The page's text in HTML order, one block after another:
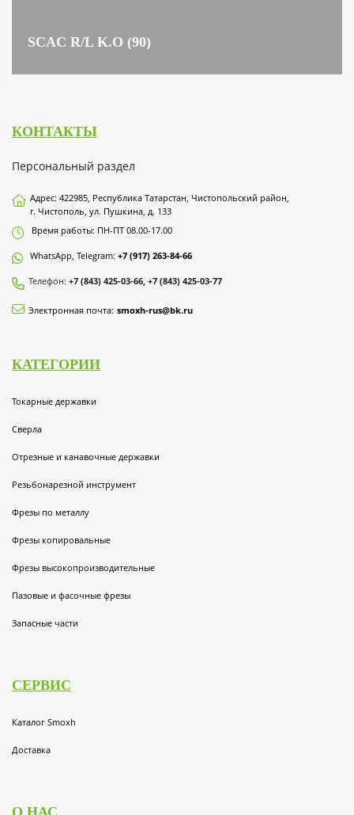
SCAC R/L K.O (90)
КОНТАКТЫ
Персональный раздел
Адрес: 422985, Республика Татарстан, Чистопольский район,
г. Чистополь, ул. Пушкина, д. 133
Время работы: ПН-ПТ 08.00-17.00
WhatsApp, Telegram: +7 (917) 263-84-66
Телефон: +7 (843) 425-03-66, +7 (843) 425-03-77
Электронная почта: smoxh-rus@bk.ru
КАТЕГОРИИ
Токарные державки
Сверла
Отрезные и канавочные державки
Резьбонарезной инструмент
Фрезы по металлу
Фрезы копировальные
Фрезы высокопроизводительные
Пазовые и фасочные фрезы
Запасные части
СЕРВИС
Каталог Smoxh
Доставка